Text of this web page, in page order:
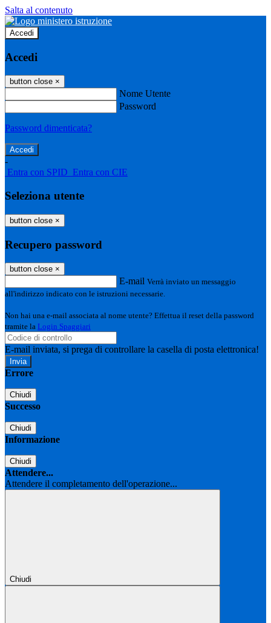
Salta al contenuto
Accedi
Accedi
button close ×
Nome Utente
Password
Password dimenticata?
-
Entra con SPID Entra con CIE
Seleziona utente
button close ×
Recupero password
button close ×
E-mail Verrà inviato un messaggio
all'indirizzo indicato con le istruzioni necessarie.
Non hai una e-mail associata al nome utente? Effettua il reset della password
tramite la Login Spaggiari
E-mail inviata, si prega di controllare la casella di posta elettronica!
Errore
Chiudi
Successo
Chiudi
Informazione
Chiudi
Attendere...
Attendere il completamento dell'operazione...
Chiudi